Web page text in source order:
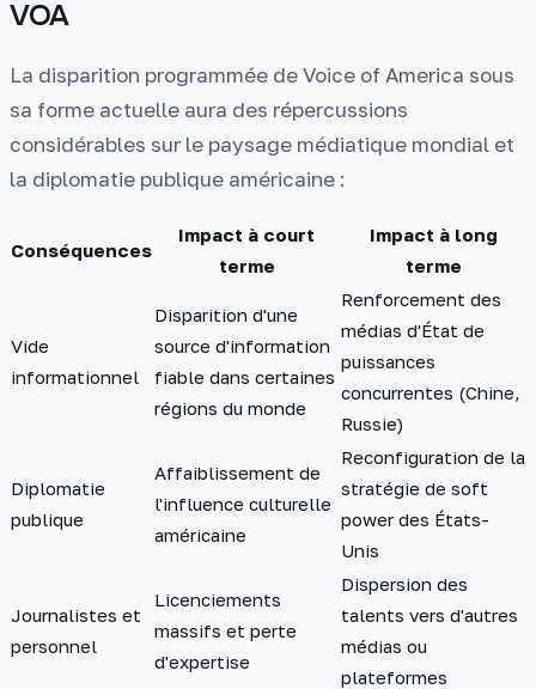
VOA
La disparition programmée de Voice of America sous
sa forme actuelle aura des répercussions
considérables sur le paysage médiatique mondial et
la diplomatie publique américaine :
Conséquences
Impact à court
terme
Impact à long
terme
Vide
informationnel
Disparition d'une
source d'information
fiable dans certaines
régions du monde
Renforcement des
médias d'État de
puissances
concurrentes (Chine,
Russie)
Diplomatie
publique
Affaiblissement de
l'influence culturelle
américaine
Reconfiguration de la
stratégie de soft
power des États-
Unis
Journalistes et
personnel
Licenciements
massifs et perte
d'expertise
Dispersion des
talents vers d'autres
médias ou
plateformes